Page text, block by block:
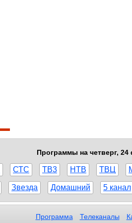
Программы на четверг, 24
СТС ТВ3 НТВ ТВЦ
Звезда Домашний 5 канал
Программа Телеканалы